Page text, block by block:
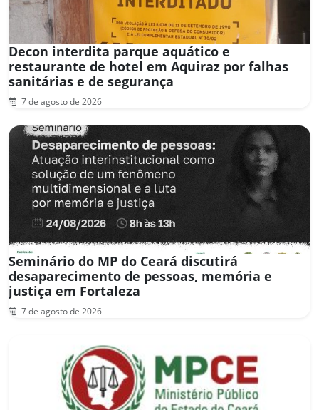
Decon interdita parque aquático e
restaurante de hotel em Aquiraz por falhas
sanitárias e de segurança
7 de agosto de 2026
Seminário do MP do Ceará discutirá
desaparecimento de pessoas, memória e
justiça em Fortaleza
7 de agosto de 2026